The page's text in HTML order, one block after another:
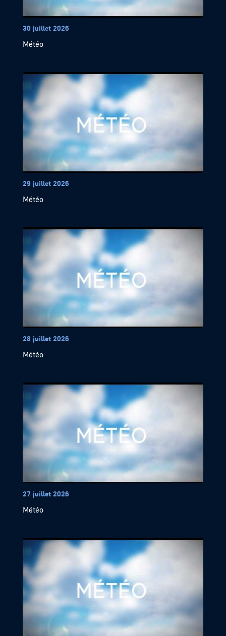
30 juillet 2026
Météo
29 juillet 2026
Météo
28 juillet 2026
Météo
27 juillet 2026
Météo